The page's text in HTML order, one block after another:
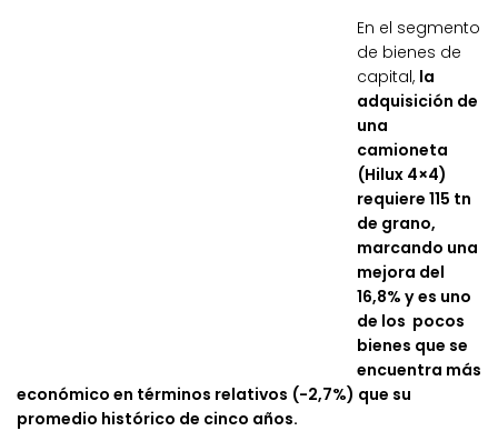
En el segmento
de bienes de
capital, la
adquisición de
una
camioneta
(Hilux 4×4)
requiere 115 tn
de grano,
marcando una
mejora del
16,8% y es uno
de los pocos
bienes que se
encuentra más
económico en términos relativos (-2,7%) que su
promedio histórico de cinco años.